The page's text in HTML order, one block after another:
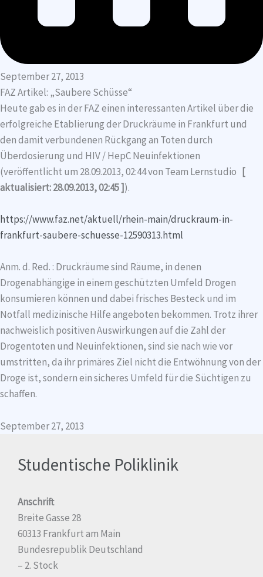
September 27, 2013
FAZ Artikel: „Saubere Schüsse“
Heute gab es in der FAZ einen interessanten Artikel über die
erfolgreiche Etablierung der Druckräume in Frankfurt und
den damit verbundenen Rückgang an Toten durch
Überdosierung und HIV / HepC Neuinfektionen
(veröffentlicht um 28.09.2013, 02:44 von Team Lernstudio [
aktualisiert: 28.09.2013, 02:45 ]).
https://www.faz.net/aktuell/rhein-main/druckraum-in-
frankfurt-saubere-schuesse-12590313.html
Anm. d. Red. : Druckräume sind Räume, in denen
Drogenabhängige in einem geschützten Umfeld Drogen
konsumieren können und dabei frisches Besteck und im
Notfall medizinische Hilfe angeboten bekommen. Trotz ihrer
nachweislich positiven Auswirkungen auf die Zahl der
Drogentoten und Neuinfektionen, sind sie nach wie vor
umstritten, da ihr primäres Ziel nicht die Entwöhnung von der
Droge ist, sondern ein sicheres Umfeld für die Süchtigen zu
schaffen.
September 27, 2013
Studentische Poliklinik
Anschrift
Breite Gasse 28
60313 Frankfurt am Main
Bundesrepublik Deutschland
– 2. Stock